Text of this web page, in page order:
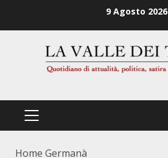
9 Agosto 2026
PRIMÄRES
Home Germanà